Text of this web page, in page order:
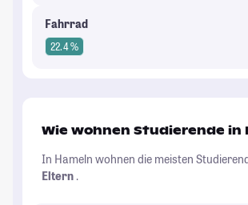
Fahrrad
22.4 %
Wie wohnen Studierende in
In Hameln wohnen die meisten
Eltern .